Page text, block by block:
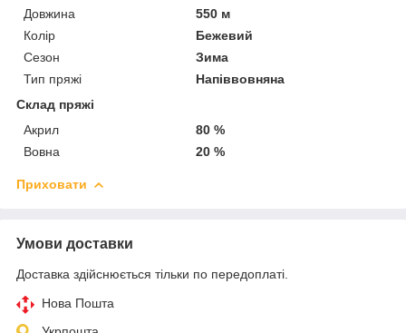
Довжина
550 м
Колір
Бежевий
Сезон
Зима
Тип пряжі
Напіввовняна
Склад пряжі
Акрил
80 %
Вовна
20 %
Приховати
Умови доставки
Доставка здійснюється тільки по передоплаті.
Нова Пошта